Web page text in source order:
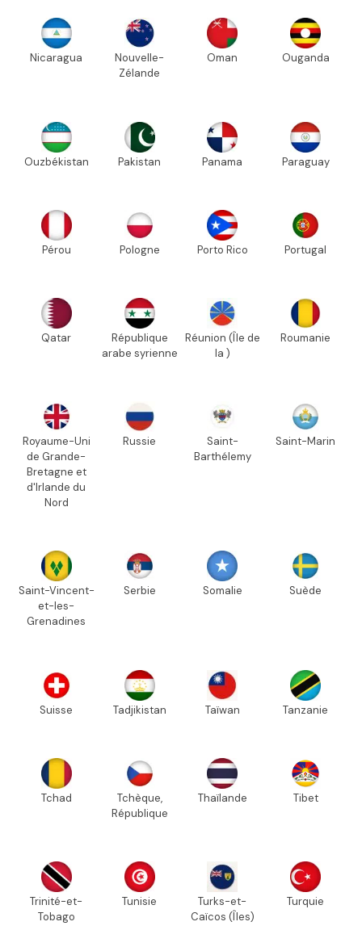
Nicaragua
Nouvelle-
Zélande
Oman Ouganda
Ouzbékistan Pakistan Panama Paraguay
Pérou Pologne Porto Rico Portugal
Qatar
République
arabe syrienne
Réunion (Île de
la )
Roumanie
Royaume-Uni
de Grande-
Bretagne et
d'Irlande du
Nord
Russie
Saint-
Barthélemy
Saint-Marin
Saint-Vincent-
et-les-
Grenadines
Serbie Somalie Suède
Suisse Tadjikistan Taïwan Tanzanie
Tchad
Tchèque,
République
Thaïlande Tibet
Trinité-et-
Tobago
Tunisie
Turks-et-
Caïcos (Îles)
Turquie